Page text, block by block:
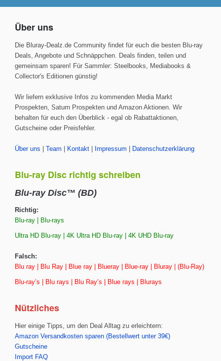
Über uns
Die Bluray-Dealz.de Community findet für euch die besten Blu-ray
Deals, Angebote und Schnäppchen. Deals finden, teilen und
gemeinsam sparen! Für Sammler: Steelbooks, Mediabooks &
Collector's Editionen günstig!
Wir liefern exklusive Infos zu kommenden Media Markt
Prospekten, Saturn Prospekten und Amazon Aktionen. Wir
behalten für euch den Überblick - egal ob Rabattaktionen,
Gutscheine oder Preisfehler.
Über uns Team Kontakt Impressum Datenschutzerklärung
Blu-ray Disc richtig schreiben
Blu-ray Disc™ (BD)
Richtig:
Blu-ray | Blu-rays
Ultra HD Blu-ray | 4K Ultra HD Blu-ray | 4K UHD Blu-ray
Falsch:
Blu ray | Blu Ray | Blue ray | Blueray | Blue-ray | Bluray | (Blu-Ray)
Blu-ray’s | Blu rays | Blu Ray’s | Blue rays | Blurays
Nützliches
Hier einige Tipps, um den Deal Alltag zu erleichtern:
Amazon Versandkosten sparen (Bestellwert unter 39€)
Gutscheine
Import FAQ